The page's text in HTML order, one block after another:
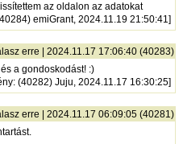
az oldalon az adatokat
emiGrant, 2024.11.19 21:50:41]
erre | 2024.11.17 17:06:40 (40283)
a gondoskodást! :)
: (40282) Juju, 2024.11.17 16:30:25]
erre | 2024.11.17 06:09:05 (40281)